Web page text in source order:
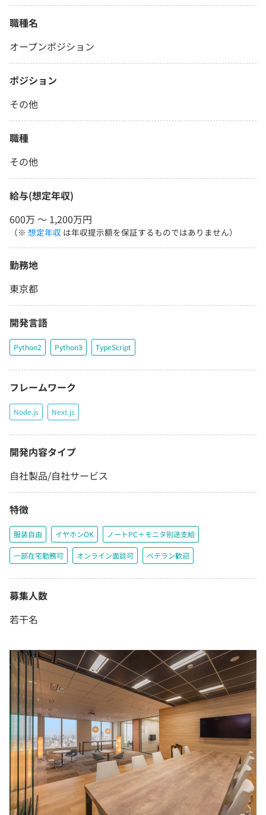
職種名
オープンポジション
ポジション
その他
職種
その他
給与(想定年収)
600万 〜 1,200万円
（※ 想定年収 は年収提示額を保証するものではありません）
勤務地
東京都
開発言語
Python2 Python3 TypeScript
フレームワーク
Node.js Next.js
開発内容タイプ
自社製品/自社サービス
特徴
服装自由 イヤホンOK ノートPC＋モニタ別途支給
一部在宅勤務可 オンライン面談可 ベテラン歓迎
募集人数
若干名